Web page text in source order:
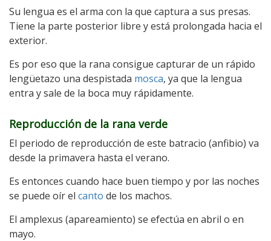
Su lengua es el arma con la que captura a sus presas.
Tiene la parte posterior libre y está prolongada hacia el
exterior.
Es por eso que la rana consigue capturar de un rápido
lengüetazo una despistada mosca, ya que la lengua
entra y sale de la boca muy rápidamente.
Reproducción de la rana verde
El periodo de reproducción de este batracio (anfibio) va
desde la primavera hasta el verano.
Es entonces cuando hace buen tiempo y por las noches
se puede oír el canto de los machos.
El amplexus (apareamiento) se efectúa en abril o en
mayo.